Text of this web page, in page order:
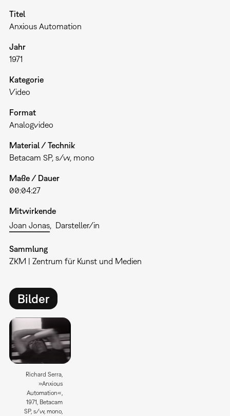
Titel
Anxious Automation
Jahr
1971
Kategorie
Video
Format
Analogvideo
Material / Technik
Betacam SP, s/w, mono
Maße / Dauer
00:04:27
Mitwirkende
Joan Jonas
Darsteller/in
Sammlung
ZKM | Zentrum für Kunst und Medien
Bilder
Richard Serra,
»Anxious
Automation«,
1971, Betacam
SP, s/w, mono,